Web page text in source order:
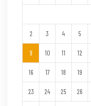
2 3 4 5
9 10 11 12
16 17 18 19
23 24 25 26